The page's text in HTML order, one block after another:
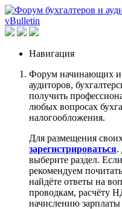
Навигация
Форум начинающих и
аудиторов,
получить
любых вопросах
налогообложения.
Для размещения
зарегистрироваться.
выберите раздел.
рекомендуем почитать
найдёте ответы на
проводкам, расчёту
начислению